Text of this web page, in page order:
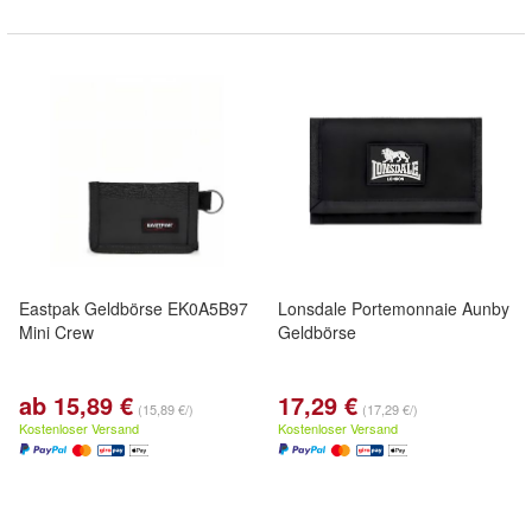
Eastpak Geldbörse EK0A5B97
Mini Crew
ab 15,89 € (15,89 €/)
Kostenloser Versand
Lonsdale Portemonnaie Aunby
Geldbörse
17,29 € (17,29 €/)
Kostenloser Versand